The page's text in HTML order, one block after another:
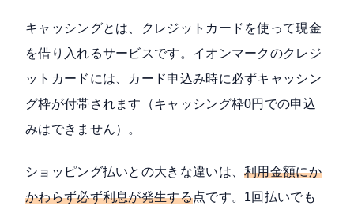
キャッシングとは、クレジットカードを使って現金
を借り入れるサービスです。イオンマークのクレジ
ットカードには、カード申込み時に必ずキャッシン
グ枠が付帯されます（キャッシング枠0円での申込
みはできません）。
ショッピング払いとの大きな違いは、利用金額にか
かわらず必ず利息が発生する点です。1回払いでも